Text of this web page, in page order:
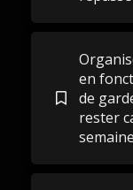
en
de
rester